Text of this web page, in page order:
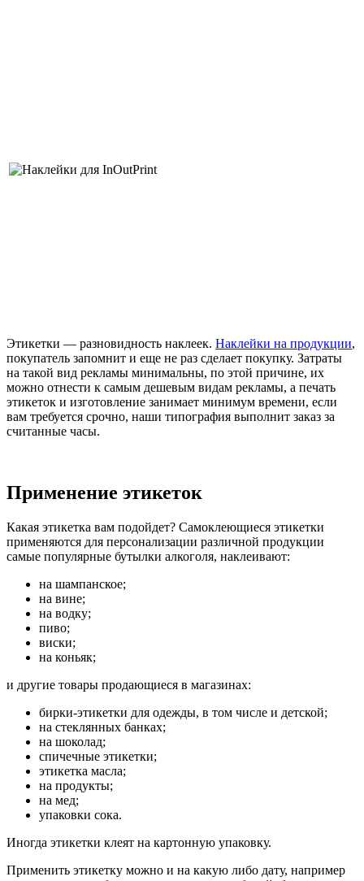
Этикетки — разновидность наклеек. Наклейки на продукции,
покупатель запомнит и еще не раз сделает покупку. Затраты
на такой вид рекламы минимальны, по этой причине, их
можно отнести к самым дешевым видам рекламы, а печать
этикеток и изготовление занимает минимум времени, если
вам требуется срочно, наши типография выполнит заказ за
считанные часы.
Применение этикеток
Какая этикетка вам подойдет? Самоклеющиеся этикетки
применяются для персонализации различной продукции
самые популярные бутылки алкоголя, наклеивают:
на шампанское;
на вине;
на водку;
пиво;
виски;
на коньяк;
и другие товары продающиеся в магазинах:
бирки-этикетки для одежды, в том числе и детской;
на стеклянных банках;
на шоколад;
спичечные этикетки;
этикетка масла;
на продукты;
на мед;
упаковки сока.
Иногда этикетки клеят на картонную упаковку.
Применить этикетку можно и на какую либо дату, например